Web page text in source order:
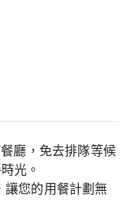
廳，免去排隊等候
光。
您的用餐計劃無